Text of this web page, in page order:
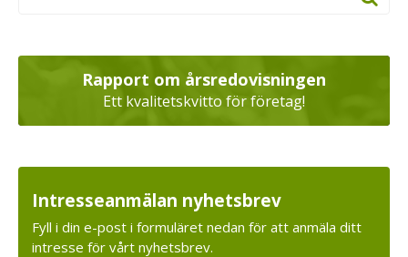
Rapport om årsredovisningen
Ett kvalitetskvitto för företag!
Intresseanmälan nyhetsbrev
Fyll i din e-post i formuläret nedan för att anmäla ditt
intresse för vårt nyhetsbrev.